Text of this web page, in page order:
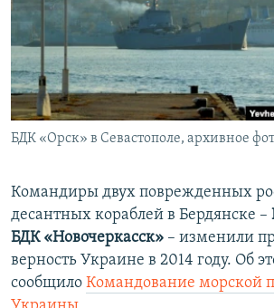
ПОБЕДИТЕЛЕЙ НЕ СУДЯТ?
КРЫМ.НЕПОКОРЕННЫЙ
ELIFBE
УКРАИНСКАЯ ПРОБЛЕМА КРЫМА
ПРИСОЕДИНЯЙТЕСЬ!
Все сайты RFE/RL
БДК «Орск» в Севастополе, архивное
Командиры двух поврежденных
десантных кораблей в Бердянске –
БДК «Новочеркасск» – изменили
верность Украине в 2014 году. Об
сообщило Командование морской